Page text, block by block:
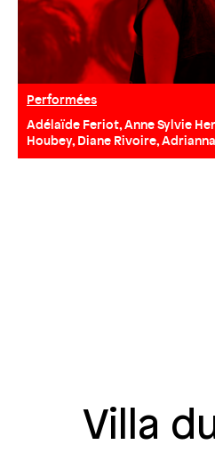
Performées
Adélaïde Feriot, Anne Sylvie
Houbey, Diane Rivoire,
Villa